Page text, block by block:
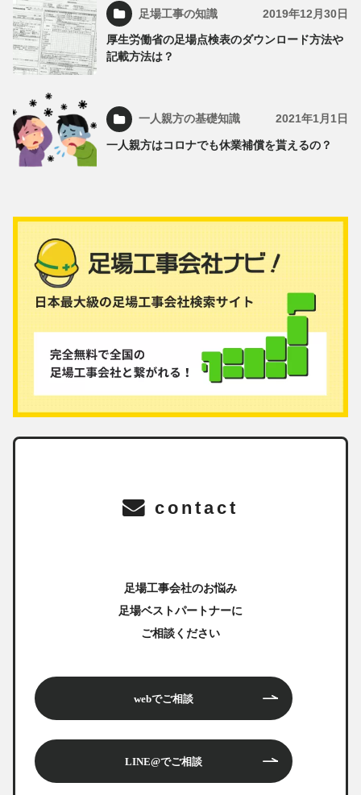
足場工事の知識 2019年12月30日
厚生労働省の足場点検表のダウンロード方法や
記載方法は？
一人親方の基礎知識 2021年1月1日
一人親方はコロナでも休業補償を貰えるの？
contact
足場工事会社のお悩み
足場ベストパートナーに
ご相談ください
webでご相談
LINE@でご相談